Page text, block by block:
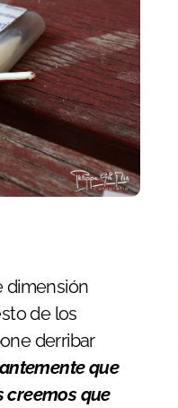
dimensión
de los
derribar
que
creemos que